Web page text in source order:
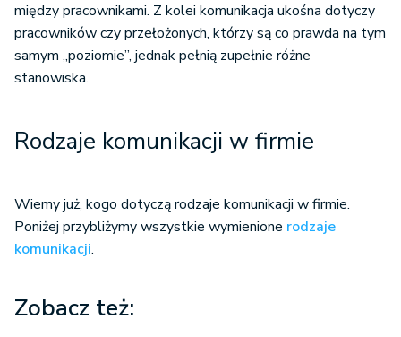
między pracownikami. Z kolei komunikacja ukośna dotyczy
pracowników czy przełożonych, którzy są co prawda na tym
samym „poziomie”, jednak pełnią zupełnie różne
stanowiska.
Rodzaje komunikacji w firmie
Wiemy już, kogo dotyczą rodzaje komunikacji w firmie.
Poniżej przybliżymy wszystkie wymienione rodzaje
komunikacji.
Zobacz też: